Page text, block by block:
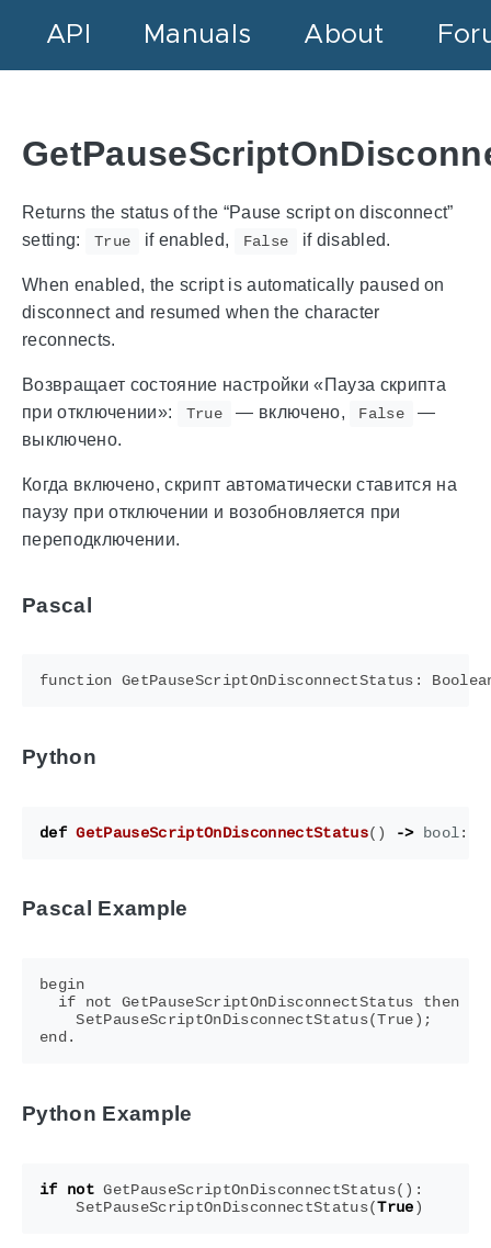
API Manuals About
Returns the status of the “Pause script on disconnect”
setting:
True if enabled, False if disabled.
When enabled, the script is automatically paused on
disconnect and resumed when the character
reconnects.
Возвращает состояние настройки «Пауза скрипта
при отключении»:
True — включено, False
—
выключено.
Когда включено, скрипт автоматически ставится на
паузу при отключении и возобновляется при
переподключении.
Pascal
Python
def GetPauseScriptOnDisconnectStatus() -> bool:
Pascal Example
begin
  if not GetPauseScriptOnDisconnectStatus then
    SetPauseScriptOnDisconnectStatus(True);
Python Example
if not GetPauseScriptOnDisconnectStatus():
SetPauseScriptOnDisconnectStatus(True)